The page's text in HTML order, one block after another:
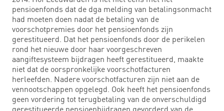
pensioenfonds dat de dga melding van betalingsonmacht
had moeten doen nadat de betaling van de
voorschotpremies door het pensioenfonds zijn
gerestitueerd. Dat het pensioenfonds door de perikelen
rond het nieuwe door haar voorgeschreven
aangiftesysteem bijdragen heeft gerestitueerd, maakte
niet dat de oorspronkelijke voorschotfacturen
herleefden. Nadere voorschotfacturen zijn niet aan de
vennootschappen opgelegd. Ook heeft het pensioenfonds
geen vordering tot terugbetaling van de onverschuldigd
gerestitueerde pensioenbijdragen gevorderd van de